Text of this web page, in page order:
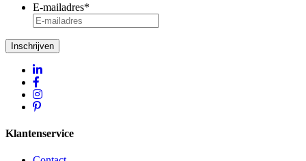
E-mailadres*
Inschrijven
Klantenservice